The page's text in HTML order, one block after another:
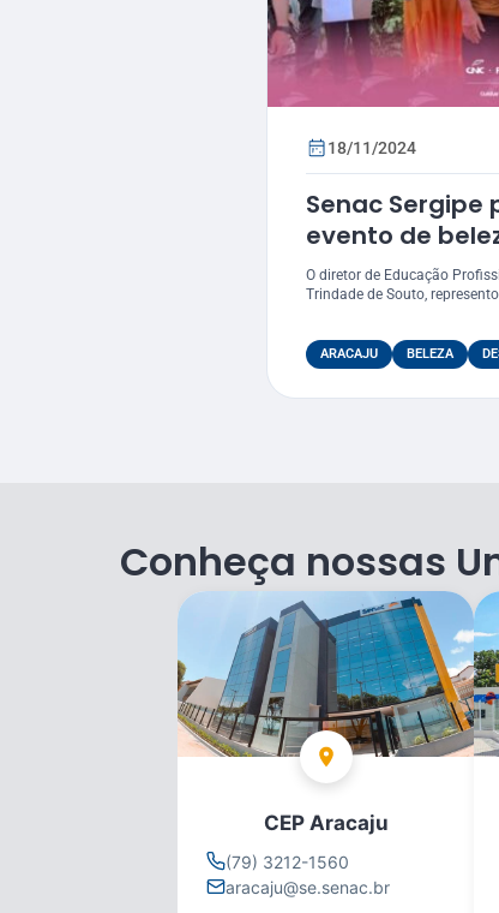
18/11/2024
Senac
evento de
O diretor de Educação
Trindade de Souto,
ARACAJU BELEZA
Conheça nossas
CEP Aracaju
(79) 3212-1560
aracaju@se.senac.br